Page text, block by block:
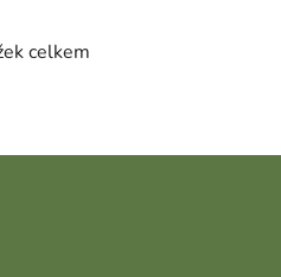
Ovládací prvky výpisu
celkem